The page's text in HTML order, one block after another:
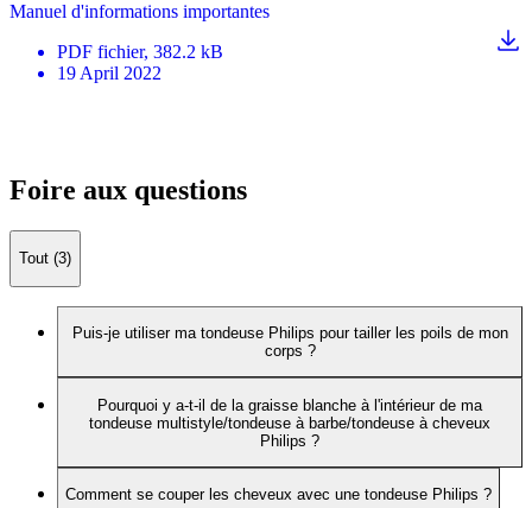
Manuel d'informations importantes
PDF fichier, 382.2 kB
19 April 2022
Foire aux questions
Tout (3)
Puis-je utiliser ma tondeuse Philips pour tailler les poils de mon
corps ?
Pourquoi y a-t-il de la graisse blanche à l'intérieur de ma
tondeuse multistyle/tondeuse à barbe/tondeuse à cheveux
Philips ?
Comment se couper les cheveux avec une tondeuse Philips ?